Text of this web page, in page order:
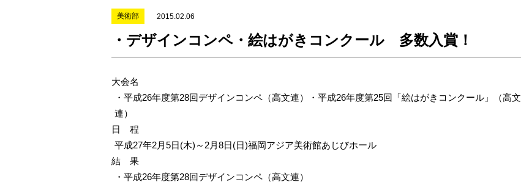
美術部 2015.02.06
・デザインコンペ・絵はがきコンクール 多数入賞！
大会名
・平成26年度第28回デザインコンペ（高文連）
・平成26年度第25回「絵はがきコンクール」（高文
連）
日 程
平成27年2月5日(木)～2月8日(日)福岡アジア美術館あじびホール
結 果
・平成26年度第28回デザインコンペ（高文連）